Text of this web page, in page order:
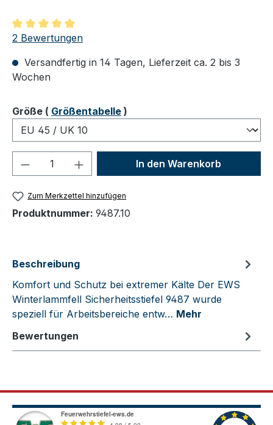
Durchschnittliche Bewertung von 5 von 5 Sternen
2 Bewertungen
Versandfertig in 14 Tagen, Lieferzeit ca. 2 bis 3
Wochen
Größeauswählen
( Größentabelle )
Produkt Anzahl: Gib denIn den Warenkorb
Zum Merkzettel hinzufügen
Produktnummer: 9487.10
Beschreibung
Komfort und Schutz bei extremer Kälte Der EWS
Winterlammfell Sicherheitsstiefel 9487 wurde
speziell für Arbeitsbereiche entw… Mehr
Bewertungen